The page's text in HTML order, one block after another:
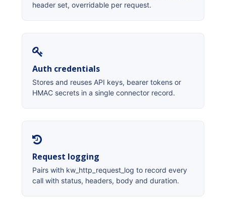
header set, overridable per request.
Auth credentials
Stores and reuses API keys, bearer tokens or
HMAC secrets in a single connector record.
Request logging
Pairs with kw_http_request_log to record every
call with status, headers, body and duration.